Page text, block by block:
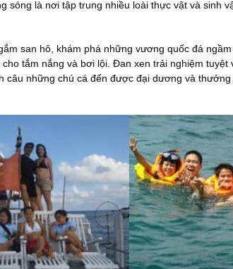
sóng là nơi tập trung nhiều loài thực vật và sinh
san hô, khám phá những vương quốc đá
tắm nắng và bơi lội. Đan xen trải nghiệm
câu những chú cá đến được đại dương và